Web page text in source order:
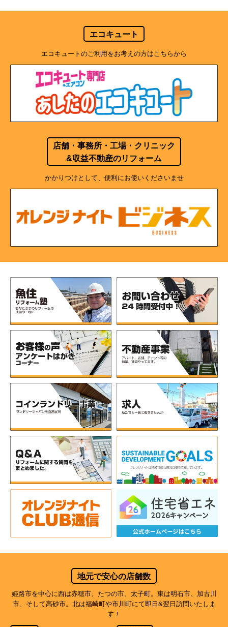
エコキュート
エコキュートのご利用をお考えの方はこちらから
店舗・事務所・工場・クリニック
&収益不動産のリフォーム
かかりつけとして、便利にお使いくださいませ
地元で安心の店舗数
姫路市を中心に西は赤穂市、たつの市、太子町。東は明石市、加古川
市、そして高砂市。北は福崎町や市川町にて即日&翌日訪問いたしま
す！